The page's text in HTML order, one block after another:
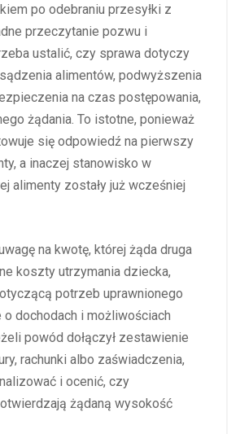
po odebraniu przesyłki z
przeczytanie pozwu i
ustalić, czy sprawa dotyczy
alimentów, podwyższenia
na czas postępowania,
żądania. To istotne, ponieważ
się odpowiedź na pierwszy
a inaczej stanowisko w
alimenty zostały już wcześniej
na kwotę, której żąda druga
koszty utrzymania dziecka,
potrzeb uprawnionego
o dochodach i możliwościach
powód dołączył zestawienie
rachunki albo zaświadczenia,
i ocenić, czy
żądaną wysokość